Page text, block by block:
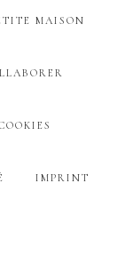
MAISON
IMPRINT